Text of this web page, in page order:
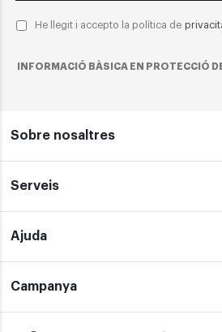
He llegit i accepto la política de
INFORMACIÓ BÀSICA EN PROTECCIÓ
Sobre nosaltres
Serveis
Ajuda
Campanya